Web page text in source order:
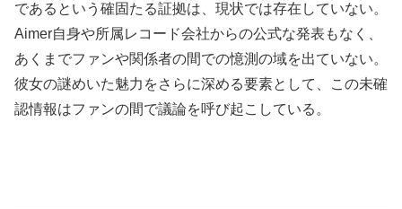
であるという確固たる証拠は、現状では存在していない。
Aimer自身や所属レコード会社からの公式な発表もなく、
あくまでファンや関係者の間での憶測の域を出ていない。
彼女の謎めいた魅力をさらに深める要素として、この未確
認情報はファンの間で議論を呼び起こしている。